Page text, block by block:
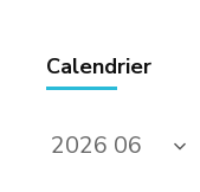
Calendrier